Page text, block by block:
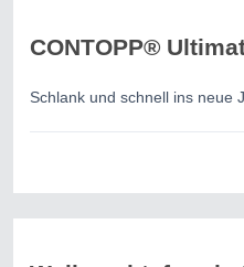
CONTOPP®
Schlank und schnell ins neue